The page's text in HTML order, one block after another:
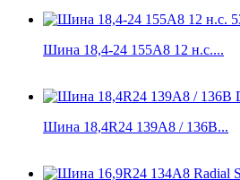
Шина 18,4-24 155A8 12 н.с....
Шина 18,4R24 139А8 / 136B...